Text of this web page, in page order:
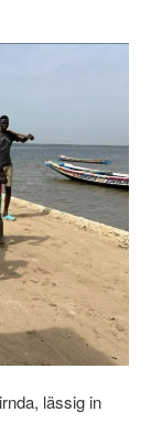
lässig in